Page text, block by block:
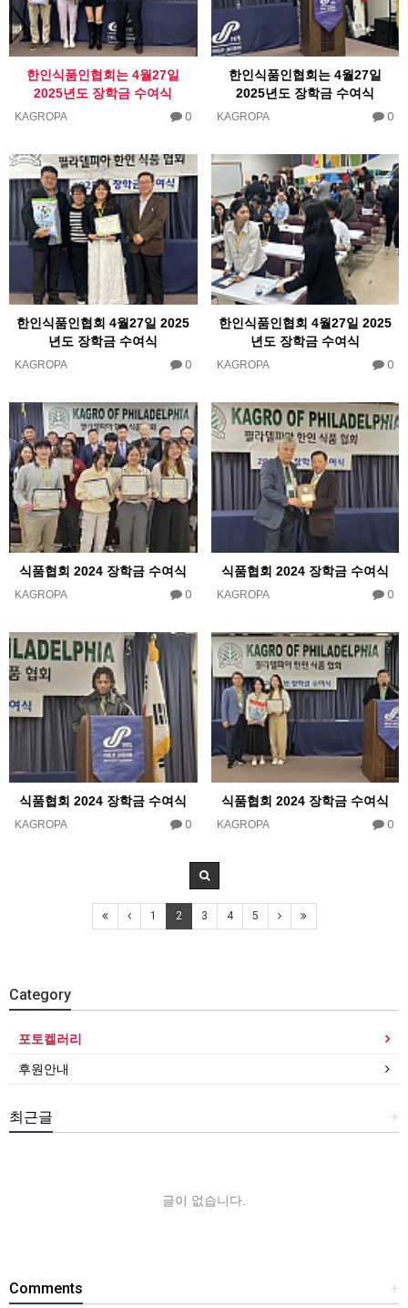
한인식품인협회는 4월27일
2025년도 장학금 수여식
KAGROPA 0
한인식품인협회는 4월27일
2025년도 장학금 수여식
KAGROPA 0
한인식품인협회 4월27일 2025
년도 장학금 수여식
KAGROPA 0
한인식품인협회 4월27일 2025
년도 장학금 수여식
KAGROPA 0
식품협회 2024 장학금 수여식
KAGROPA 0
식품협회 2024 장학금 수여식
KAGROPA 0
식품협회 2024 장학금 수여식
KAGROPA 0
식품협회 2024 장학금 수여식
KAGROPA 0
1 2 3 4 5
Category
포토켈러리
후원안내
+
최근글
글이 없습니다.
+
Comments